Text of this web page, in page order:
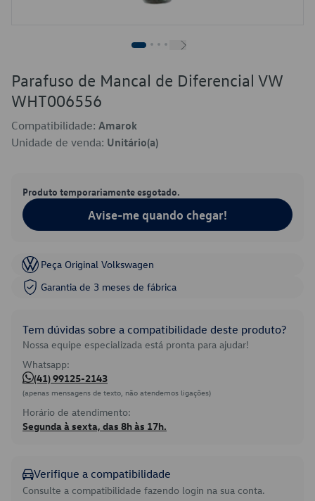
Parafuso de Mancal de Diferencial VW
WHT006556
Compatibilidade: Amarok
Unidade de venda: Unitário(a)
Produto temporariamente esgotado.
Avise-me quando chegar!
Peça Original Volkswagen
Garantia de 3 meses de fábrica
Tem dúvidas sobre a compatibilidade deste produto?
Nossa equipe especializada está pronta para ajudar!
Whatsapp:
(41) 99125-2143
(apenas mensagens de texto, não atendemos ligações)
Horário de atendimento:
Segunda à sexta, das 8h às 17h.
Verifique a compatibilidade
Consulte a compatibilidade fazendo login na sua conta.